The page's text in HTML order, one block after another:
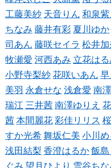
工藤美紗 天音りん 和泉紫
ちなみ 藤井有彩 夏川ゆか
司あん 藤咲セイラ 松井加
牧瀬愛 河西あみ 立花はる
小野寺梨紗 花咲いあん 早
美羽 永倉せな 浅倉愛 南
瑞江 三井茜 南澤ゆりえ
茜 本間麗花 彩佳リリス
すか光希 舞坂仁美 小川め
浅田結梨 香澄はるか 飯